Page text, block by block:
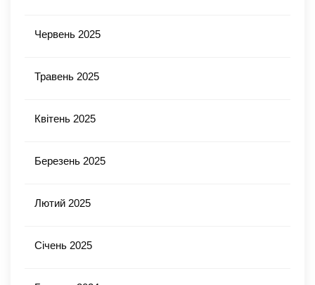
Червень 2025
Травень 2025
Квітень 2025
Березень 2025
Лютий 2025
Січень 2025